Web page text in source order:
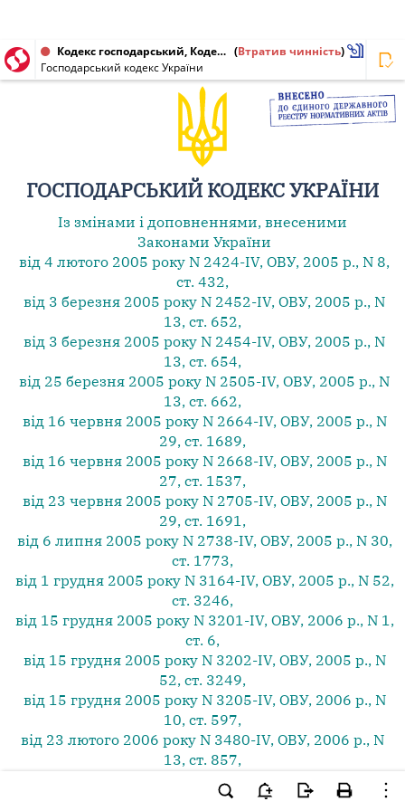
Кодекс господарський, Кодекс України від 16.01.2003 № 436-IV (Втратив чинність)
Господарський кодекс України